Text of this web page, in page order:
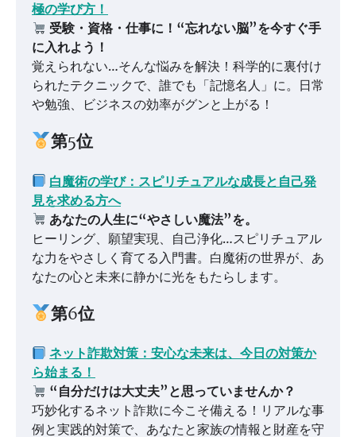
極の学び方！
受験・資格・仕事に！“忘れない脳”を今すぐ手
に入れよう！
覚えられない…そんな悩みを解決！科学的に裏付け
られたテクニックで、誰でも「記憶名人」に。日常
や勉強、ビジネスの効率がグンと上がる！
第5位
白魔術の学び：スピリチュアルな成長と自己発
見を求める方へ
あなたの人生に“やさしい魔法”を。
ヒーリング、願望実現、自己浄化…スピリチュアル
な力をやさしく育てる入門書。白魔術の世界が、あ
なたの心と未来に静かに光をもたらします。
第6位
ネット詐欺対策：安心な未来は、今日の対策か
ら始まる！
“自分だけは大丈夫”と思っていませんか？
巧妙化するネット詐欺に今こそ備える！リアルな事
例と実践的対策で、あなたと家族の情報と財産を守